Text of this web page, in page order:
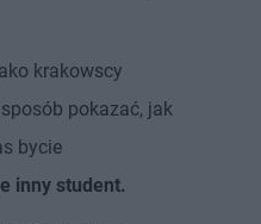
krakowscy
pokazać, jak
bycie
inny student.